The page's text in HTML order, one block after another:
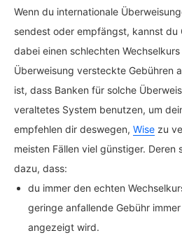
Wenn du internationale
sendest oder empfängst, kannst du
dabei einen schlechten
Überweisung versteckte Gebühren
ist, dass Banken für solche
veraltetes System benutzen, um
empfehlen dir deswegen, Wise zu
meisten Fällen viel günstiger. Deren
dazu, dass:
du immer den echten
geringe anfallende Gebühr
angezeigt wird.